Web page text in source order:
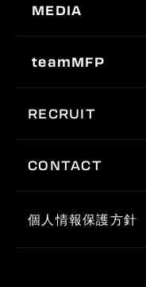
MEDIA
teamMFP
RECRUIT
CONTACT
個人情報保護方針